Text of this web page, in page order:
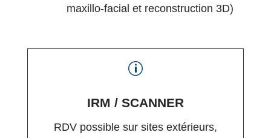
maxillo-facial et reconstruction 3D)
p
IRM / SCANNER
RDV possible sur sites extérieurs,